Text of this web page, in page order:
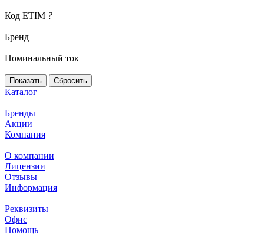
Код ETIM ?
Бренд
Номинальный ток
Сбросить
Каталог
Бренды
Акции
Компания
О компании
Лицензии
Отзывы
Информация
Реквизиты
Офис
Помощь